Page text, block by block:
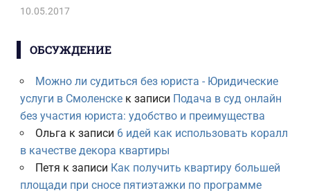
10.05.2017
ОБСУЖДЕНИЕ
Можно ли судиться без юриста - Юридические
услуги в Смоленскек записи Подача в суд онлайн
без участия юриста: удобство и преимущества
Ольга к записи 6 идей как использовать коралл
в качестве декора квартиры
Петя к записи Как получить квартиру большей
площади при сносе пятиэтажки по программе